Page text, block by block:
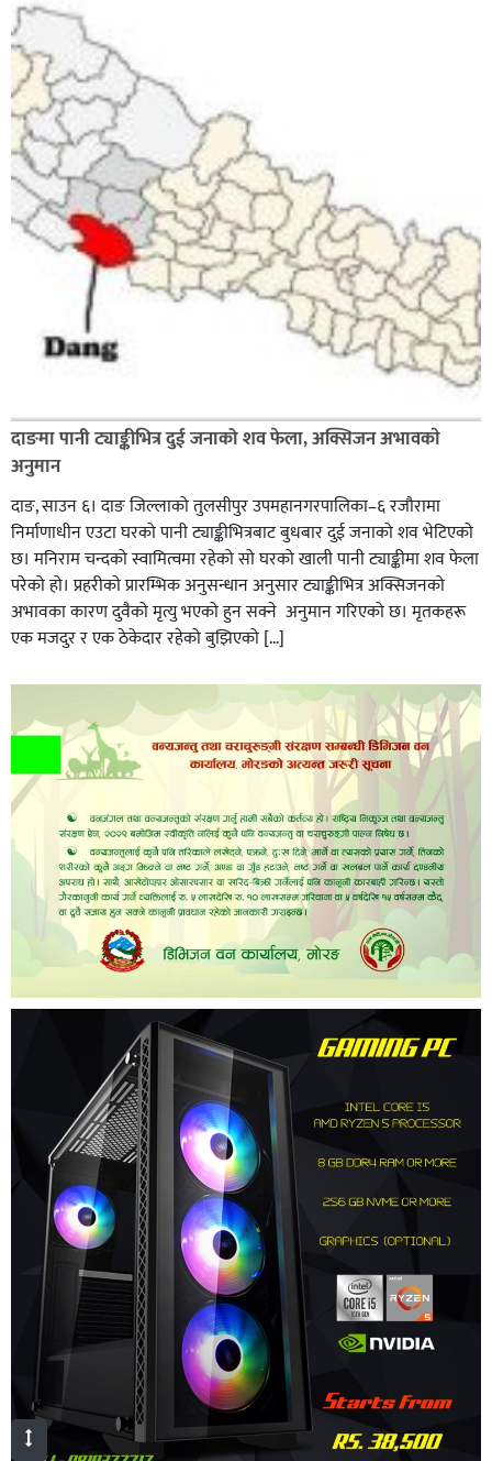
दाङमा पानी ट्याङ्कीभित्र दुई जनाको शव फेला, अक्सिजन अभावकाे
अनुमान
दाङ, साउन ६। दाङ जिल्लाको तुलसीपुर उपमहानगरपालिका–६ रजौरामा
निर्माणाधीन एउटा घरको पानी ट्याङ्कीभित्रबाट बुधबार दुई जनाको शव भेटिएको
छ। मनिराम चन्दको स्वामित्वमा रहेको सो घरको खाली पानी ट्याङ्कीमा शव फेला
परेको हो। प्रहरीकाे प्रारम्भिक अनुसन्धान अनुसार ट्याङ्कीभित्र अक्सिजनको
अभावका कारण दुवैको मृत्यु भएको हुन सक्ने अनुमान गरिएको छ। मृतकहरू
एक मजदुर र एक ठेकेदार रहेको बुझिएको […]